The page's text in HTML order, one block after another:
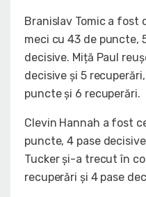
Branislav Tomic a fost
meci cu 43 de puncte,
decisive. Miță Paul
decisive și 5
puncte și 6 recuperări.
Clevin Hannah a fost
puncte, 4 pase
Tucker și-a trecut în
recuperări și 4 pase